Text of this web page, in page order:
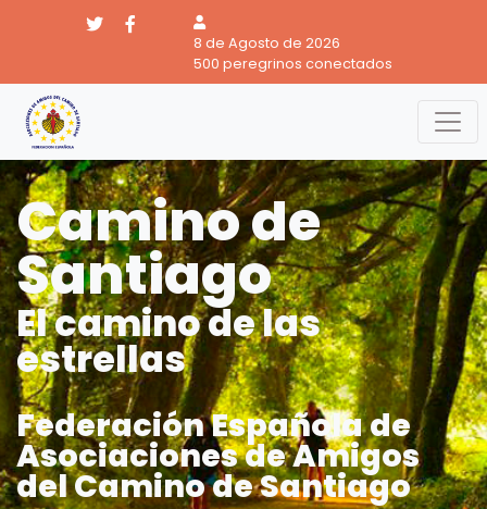
8 de Agosto de 2026
500 peregrinos conectados
Camino de
Santiago
El camino de las
estrellas
Federación Española de
Asociaciones de Amigos
del Camino de Santiago